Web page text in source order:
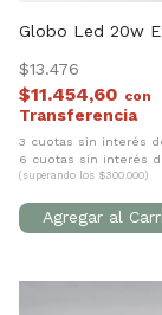
Globo Led 20w
$13.476
$11.454,60 con
3 cuotas sin interés
6 cuotas sin interés
(superando los $300.000)